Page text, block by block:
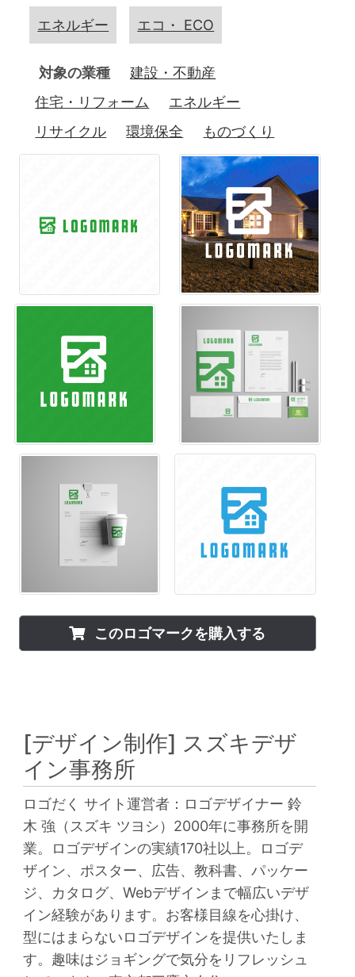
エネルギー エコ・ ECO
対象の業種
建設・不動産
住宅・リフォーム
エネルギー
リサイクル
環境保全 ものづくり
このロゴマークを購入する
[デザイン制作] スズキデザ
イン事務所
ロゴだく サイト運営者：ロゴデザイナー 鈴
木 強（スズキ ツヨシ）2000年に事務所を開
業。ロゴデザインの実績170社以上。ロゴデ
ザイン、ポスター、広告、教科書、パッケー
ジ、カタログ、Webデザインまで幅広いデザ
イン経験があります。お客様目線を心掛け、
型にはまらないロゴデザインを提供いたしま
す。趣味はジョギングで気分をリフレッシュ